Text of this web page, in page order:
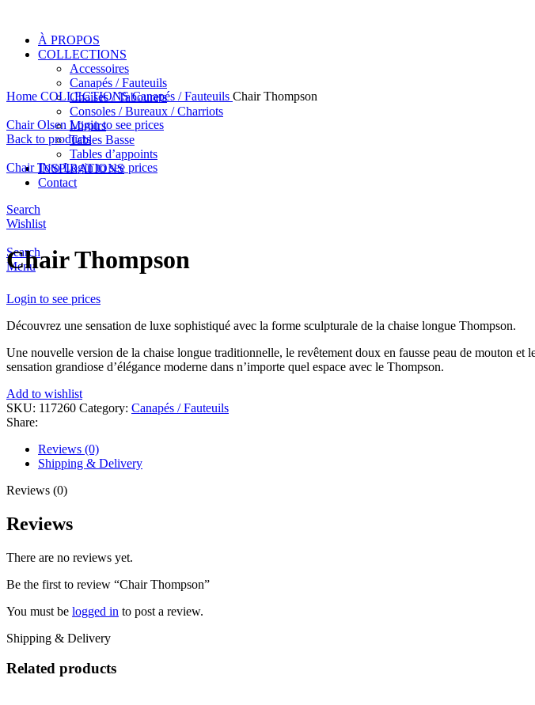
À PROPOS
COLLECTIONS
Accessoires
Canapés / Fauteuils
Chaises / Tabourets
Consoles / Bureaux / Charriots
Miroirs
Tables Basse
Tables d’appoints
INSPIRATIONS
Contact
Search
Wishlist
Search
Menu
Home COLLECTIONSCanapés / Fauteuils Chair Thompson
Chair Olsen Login to see prices
Back to products
Chair TotoLogin to see prices
Click to enlarge
Chair Thompson
Login to see prices
Découvrez une sensation de luxe sophistiqué avec la forme sculpturale de la chaise longue Thompson.
Une nouvelle version de la chaise longue traditionnelle, le revêtement doux en fausse peau de mouton
sensation grandiose d’élégance moderne dans n’importe quel espace avec le Thompson.
Add to wishlist
SKU: 117260 Category: Canapés / Fauteuils
Share:
Reviews (0)
Shipping & Delivery
Reviews (0)
Reviews
There are no reviews yet.
Be the first to review “Chair Thompson”
You must be logged in to post a review.
Shipping & Delivery
Related products